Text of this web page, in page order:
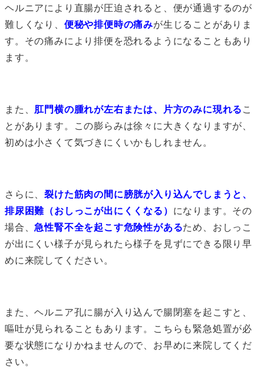
ヘルニアにより直腸が圧迫されると、便が通過するのが
難しくなり、 便秘や排便時の痛みが生じることがありま
す。その痛みにより排便を恐れるようになることもあり
ます。
また、 肛門横の腫れが左右または、片方のみに現れる こ
とがあります。この膨らみは徐々に大きくなりますが、
初めは小さくて気づきにくいかもしれません。
さらに、裂けた筋肉の間に膀胱が入り込んでしまうと、
排尿困難（おしっこが出にくくなる） になります。その
場合、急性腎不全を起こす危険性があるため、おしっこ
が出にくい様子が見られたら様子を見ずにできる限り早
めに来院してください。
また、ヘルニア孔に腸が入り込んで腸閉塞を起こすと、
嘔吐が見られることもあります。こちらも緊急処置が必
要な状態になりかねませんので、お早めに来院してくだ
さい。